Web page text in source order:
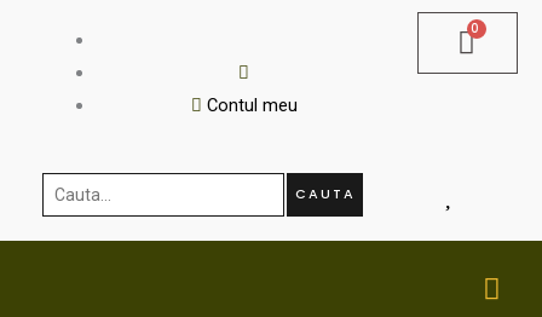
Contul meu
Cauta... CAUTA